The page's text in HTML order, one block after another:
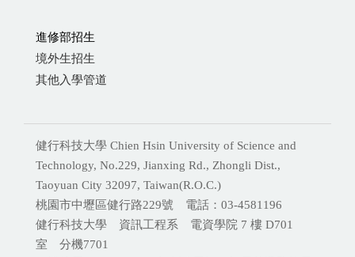
進修部招生
境外生招生
其他入學管道
健行科技大學 Chien Hsin University of Science and
Technology, No.229, Jianxing Rd., Zhongli Dist.,
Taoyuan City 32097, Taiwan(R.O.C.)
桃園市中壢區健行路229號 電話：03-4581196
健行科技大學 資訊工程系 電資學院 7 樓 D701
室 分機7701